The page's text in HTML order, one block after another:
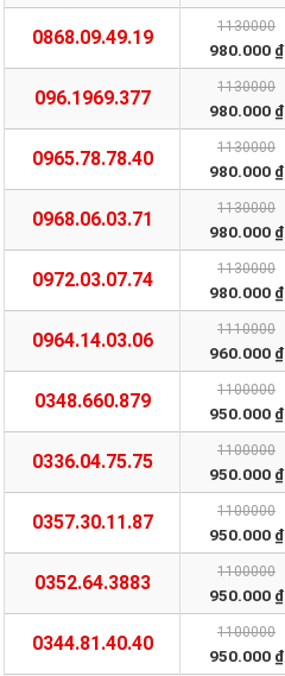
0868.09.49.19 1130000
980.000 ₫
096.1969.377 1130000
980.000 ₫
0965.78.78.40 1130000
980.000 ₫
0968.06.03.71 1130000
980.000 ₫
0972.03.07.74 1130000
980.000 ₫
0964.14.03.06 1110000
960.000 ₫
0348.660.879 1100000
950.000 ₫
0336.04.75.75 1100000
950.000 ₫
0357.30.11.87 1100000
950.000 ₫
0352.64.3883 1100000
950.000 ₫
0344.81.40.40 1100000
950.000 ₫